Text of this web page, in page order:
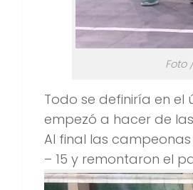
Foto
Todo se definiría en
empezó a hacer de
Al final las
– 15 y remontaron el